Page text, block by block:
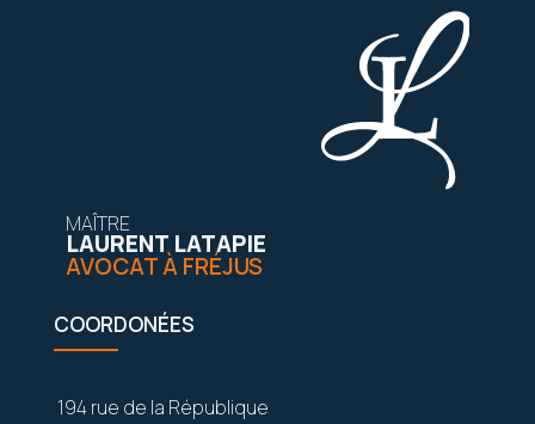
MAÎTRE
LAURENT LATAPIE
AVOCAT À FRÉJUS
COORDONÉES
194 rue de la République